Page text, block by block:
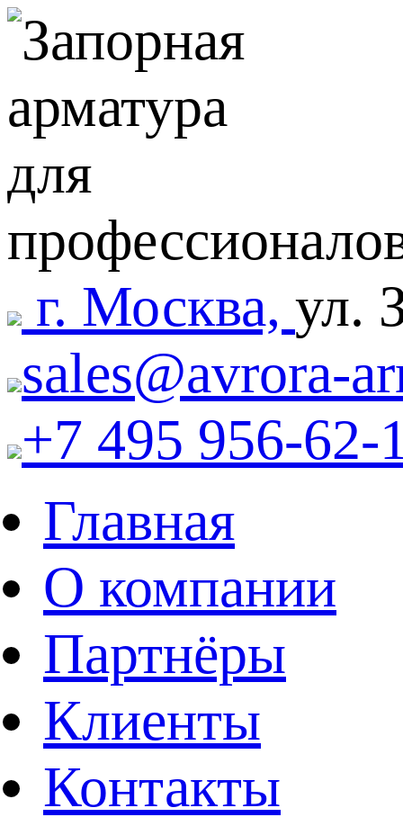
г. Москва, ул.
sales@avrora-
+7 495 956-62-
Главная
О компании
Партнёры
Клиенты
Контакты